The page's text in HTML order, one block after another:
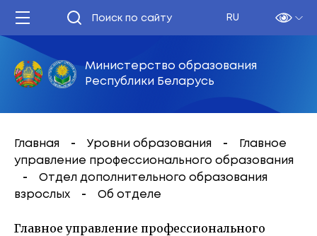
RU
Министерство образования
Республики Беларусь
Главная Уровни образования
Главное
управление профессионального образования
Отдел дополнительного образования
взрослых
Об отделе
Главное управление профессионального